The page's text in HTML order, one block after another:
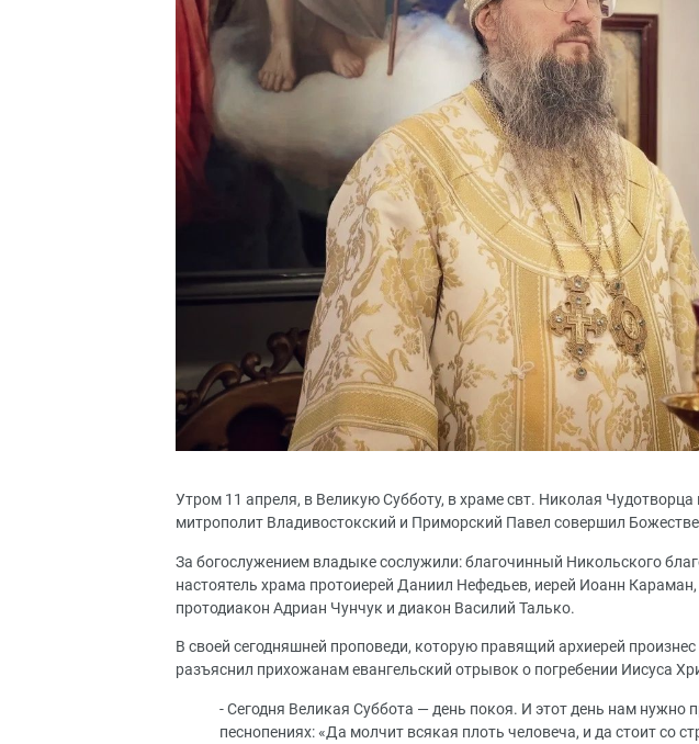
Утром 11 апреля, в Великую Субботу, в храме свт. Николая
митрополит Владивостокский и Приморский Павел совершил
За богослужением владыке сослужили: благочинный Никольского
настоятель храма протоиерей Даниил Нефедьев, иерей Иоанн
протодиакон Адриан Чунчук и диакон Василий Талько.
В своей сегодняшней проповеди, которую правящий архиерей
разъяснил прихожанам евангельский отрывок о погребении Иисуса
- Сегодня Великая Суббота — день покоя. И этот день нам нужно
песнопениях: «Да молчит всякая плоть человеча, и да стоит со